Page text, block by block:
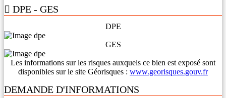
DPE - GES
DPE
GES
Les informations sur les risques auxquels ce bien est exposé sont
disponibles sur le site Géorisques : www.georisques.gouv.fr
DEMANDE D'INFORMATIONS